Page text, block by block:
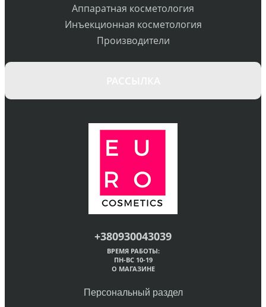
Аппаратная косметология
Инъекционная косметология
Производители
+380930043039
ВРЕМЯ РАБОТЫ:
ПН-ВС 10-19
О МАГАЗИНЕ
Персональный раздел